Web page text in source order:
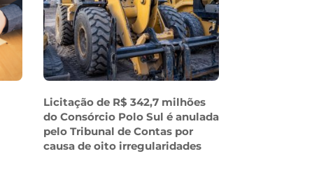
Licitação de R$ 342,7 milhões
do Consórcio Polo Sul é anulada
pelo Tribunal de Contas por
causa de oito irregularidades